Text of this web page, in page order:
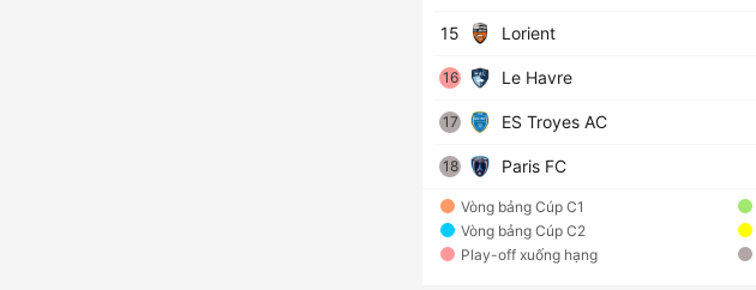
15 Lorient
16 Le Havre
17 ES Troyes AC
18 Paris FC
Vòng bảng Cúp C1
Vòng bảng Cúp C2
Play-off xuống hạng